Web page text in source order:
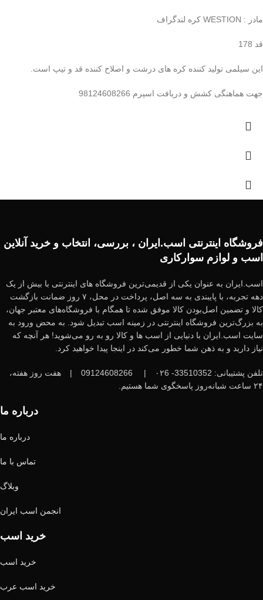
مادر : WESTION کره لندگراف
قد 178
این سیلمی تولید کننده کره های درشت و اصلاح کننده قد و تیپ است.
جهت هماهنگی کشش و دریافت اسپرم 98124608266
فروشگاه اینترنتی اسب.ایران ، بررسی، انتخاب و خرید آنلاین
اسب و لوازم سوارکاری
اسب.ایران به عنوان یکی از قدیمی‌ترین فروشگاه های اینترنتی با بیش از یک
دهه تجربه، با پایبندی به سه اصل، پرداخت در محل، ۷ روز ضمانت بازگشت
کالا و تضمین اصل‌بودن کالا موفق شده تا همگام با فروشگاه‌های معتبر جهان،
به بزرگ‌ترین فروشگاه اینترنتی در زمینه اسب تبدیل شود. به محض ورود به
سایت اسب.ایران با دنیایی از اسب ها و کالا رو به رو می‌شوید! هر آنچه که
نیاز دارید و به ذهن شما خطور می‌کند در اینجا پیدا خواهید کرد.
تلفن پشتیبانی: 33510352- ۰۲6 |
|
هفت روز هفته،
۲۴ ساعت شبانه‌روز پاسخگوی شما هستیم.
درباره ما
درباره ما
تماس با ما
وبلاگ
انجمن اسب ایران
خرید اسب
خرید اسب
خرید اسب عرب